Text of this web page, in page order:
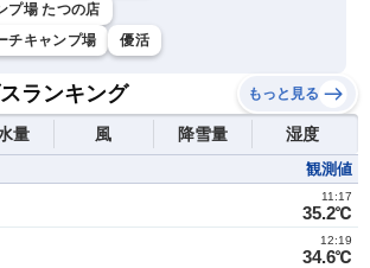
プ場 たつの店
チキャンプ場
優活
ランキング もっと見る
量 風 降雪量 湿度
観測値
35.2℃
11:17
34.6℃
12:19